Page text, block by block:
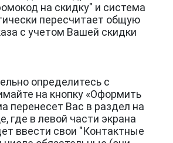
на скидку" и система
пересчитает общую
с учетом Вашей скидки
определитесь с
на кнопку «Оформить
перенесет Вас в раздел на
где в левой части экрана
ввести свои "Контактные